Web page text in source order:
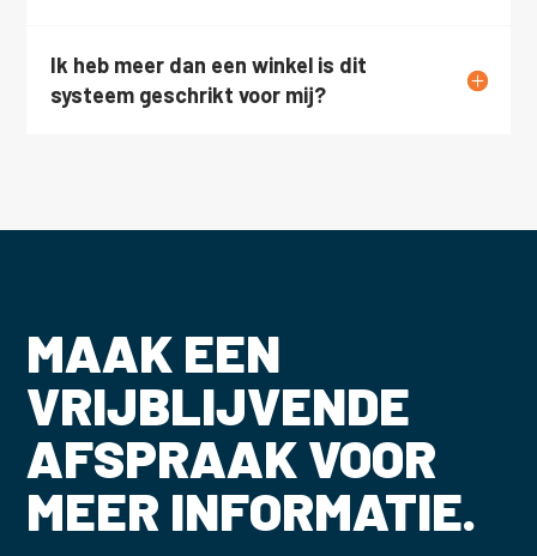
Ik heb meer dan een winkel is dit
systeem geschrikt voor mij?
MAAK EEN
VRIJBLIJVENDE
AFSPRAAK VOOR
MEER INFORMATIE.